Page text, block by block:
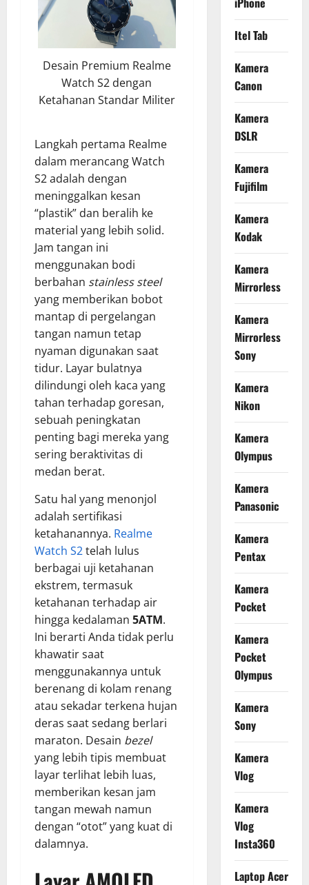
Desain Premium Realme
Watch S2 dengan
Ketahanan Standar Militer
Langkah pertama Realme
dalam merancang Watch
S2 adalah dengan
meninggalkan kesan
“plastik” dan beralih ke
material yang lebih solid.
Jam tangan ini
menggunakan bodi
berbahan stainless steel
yang memberikan bobot
mantap di pergelangan
tangan namun tetap
nyaman digunakan saat
tidur. Layar bulatnya
dilindungi oleh kaca yang
tahan terhadap goresan,
sebuah peningkatan
penting bagi mereka yang
sering beraktivitas di
medan berat.
Satu hal yang menonjol
adalah sertifikasi
ketahanannya. Realme
Watch S2telah lulus
berbagai uji ketahanan
ekstrem, termasuk
ketahanan terhadap air
hingga kedalaman 5ATM.
Ini berarti Anda tidak perlu
khawatir saat
menggunakannya untuk
berenang di kolam renang
atau sekadar terkena hujan
deras saat sedang berlari
maraton. Desain bezel
yang lebih tipis membuat
layar terlihat lebih luas,
memberikan kesan jam
tangan mewah namun
dengan “otot” yang kuat di
dalamnya.
Itel Tab
Kamera
Canon
Kamera
DSLR
Kamera
Fujifilm
Kamera
Kodak
Kamera
Mirrorless
Kamera
Mirrorless
Sony
Kamera
Nikon
Kamera
Olympus
Kamera
Panasonic
Kamera
Pentax
Kamera
Pocket
Kamera
Pocket
Olympus
Kamera
Sony
Kamera
Vlog
Kamera
Vlog
Insta360
Laptop Acer